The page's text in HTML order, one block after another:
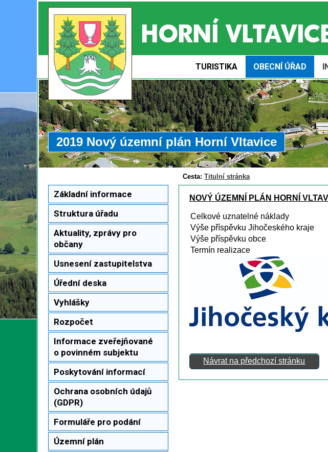
TURISTIKA OBECNÍ ÚŘAD
2019 Nový územní plán Horní Vltavice
Cesta: Titulní stránka
Základní informace
Struktura úřadu
Aktuality, zprávy pro
občany
Usnesení zastupitelstva
Úřední deska
Vyhlášky
Rozpočet
Informace zveřejňované
o povinném subjektu
Poskytování informací
Ochrana osobních údajů
(GDPR)
Formuláře pro podání
Územní plán
NOVÝ ÚZEMNÍ PLÁN HORNÍ
Celkové uznatelné náklady
Výše příspěvku Jihočeského kraje
Výše příspěvku obce
Termín realizace
Návrat na předchozí stránku